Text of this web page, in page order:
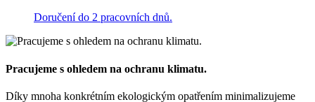
Doručení do 2 pracovních dnů.
Pracujeme s ohledem na ochranu klimatu.
Díky mnoha konkrétním ekologickým opatřením minimalizujeme